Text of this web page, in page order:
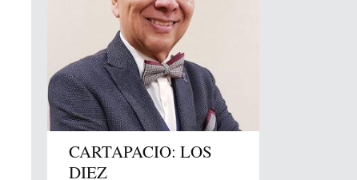
CARTAPACIO: LOS
DIEZ